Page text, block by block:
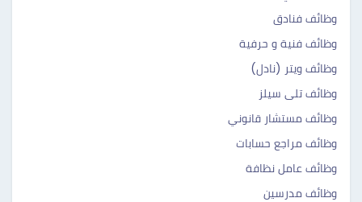
وظائف فنادق
وظائف فنية و حرفية
وظائف ويتر (نادل)
وظائف تلى سيلز
وظائف مستشار قانوني
وظائف مراجع حسابات
وظائف عامل نظافة
وظائف مدرسين